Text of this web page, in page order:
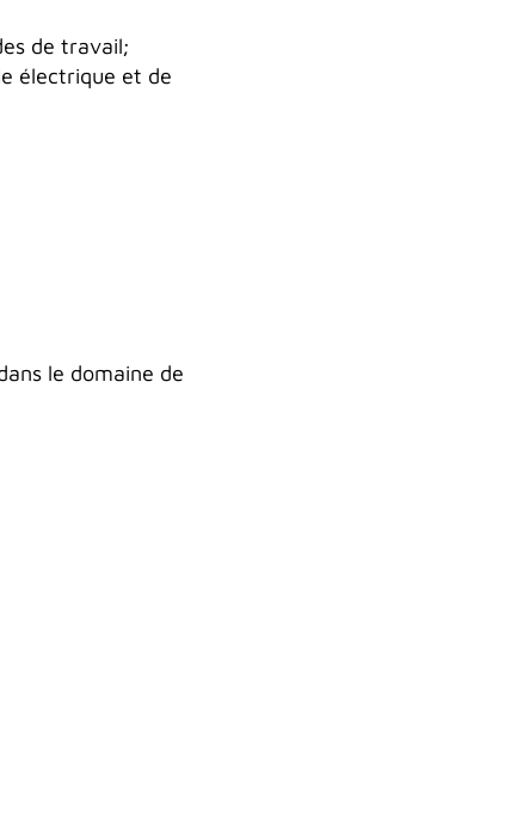
de travail;
électrique et de
le domaine de